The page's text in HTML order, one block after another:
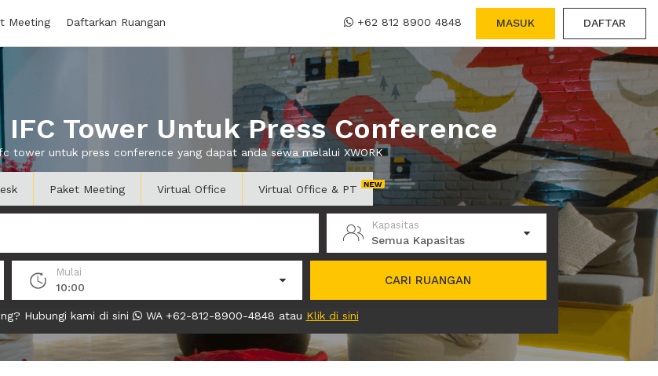
Meeting Daftarkan Ruangan +62 812 8900 4848 MASUK DAFTAR
IFC Tower Untuk Press Conference
tower untuk press conference yang dapat anda sewa melalui XWORK
Paket Meeting Virtual Office Virtual Office & PT
Kapasitas
Semua Kapasitas
Mulai
10:00
CARI RUANGAN
Hubungi kami di sini WA +62-812-8900-4848 atau Klik di sini